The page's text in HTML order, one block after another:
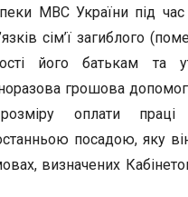
МВС України під
сім’ї загиблого
його батькам та
грошова
розміру оплати праці
посадою, яку
визначених